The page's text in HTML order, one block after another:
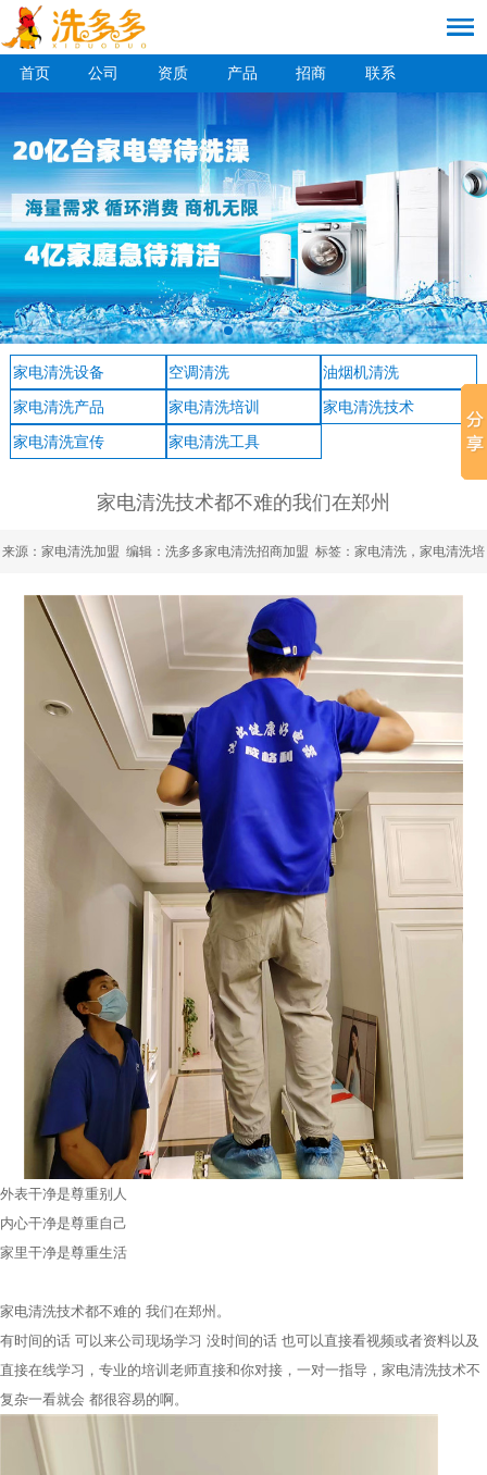
首页 公司 资质 产品 招商 联系
家电清洗设备 空调清洗
油烟机清洗
家电清洗产品
家电清洗培训
家电清洗技术
家电清洗宣传
家电清洗工具
家电清洗技术都不难的我们在郑州
来源： 家电清洗加盟 编辑：洗多多家电清洗招商加盟 标签：家电清洗，家电清洗培
训，郑州家电清洗培训
外表干净是尊重别人
内心干净是尊重自己
家里干净是尊重生活
家电清洗技术都不难的 我们在郑州。
有时间的话 可以来公司现场学习 没时间的话 也可以直接看视频或者资料以及
直接在线学习，专业的培训老师直接和你对接，一对一指导，家电清洗技术不
复杂一看就会 都很容易的啊。